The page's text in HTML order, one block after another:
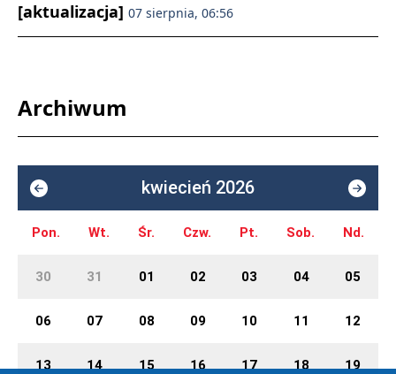
[aktualizacja] 07 sierpnia, 06:56
Archiwum
kwiecień 2026
Pon. Wt. Śr. Czw. Pt. Sob. Nd.
30 31 01 02 03 04 05
06 07 08 09 10 11 12
13 14 15 16 17 18 19